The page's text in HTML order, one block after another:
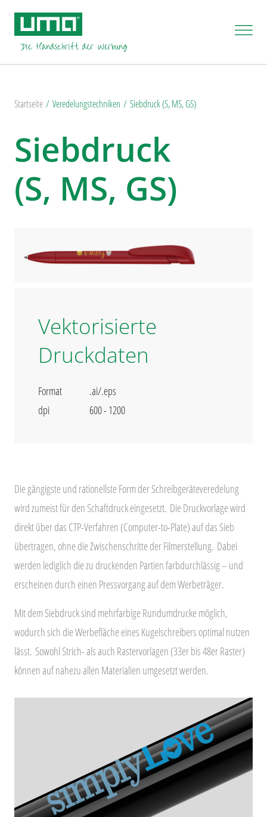
Startseite Veredelungstechniken Siebdruck (S, MS, GS)
Siebdruck
(S, MS, GS)
Vektorisierte
Druckdaten
Format
dpi
.ai/.eps
600 - 1200
Die gängigste und rationellste Form der Schreibgeräteveredelung
wird zumeist für den Schaftdruck eingesetzt. Die Druckvorlage wird
direkt über das CTP-Verfahren (Computer-to-Plate) auf das Sieb
übertragen, ohne die Zwischenschritte der Filmerstellung. Dabei
werden lediglich die zu druckenden Partien farbdurchlässig – und
erscheinen durch einen Pressvorgang auf dem Werbeträger.
Mit dem Siebdruck sind mehrfarbige Rundumdrucke möglich,
wodurch sich die Werbefläche eines Kugelschreibers optimal nutzen
lässt. Sowohl Strich- als auch Rastervorlagen (33er bis 48er Raster)
können auf nahezu allen Materialien umgesetzt werden.